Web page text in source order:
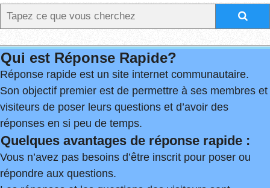
Qui est Réponse Rapide?
Réponse rapide est un site internet communautaire.
Son objectif premier est de permettre à ses membres et
visiteurs de poser leurs questions et d’avoir des
réponses en si peu de temps.
Quelques avantages de réponse rapide :
Vous n’avez pas besoins d’être inscrit pour poser ou
répondre aux questions.